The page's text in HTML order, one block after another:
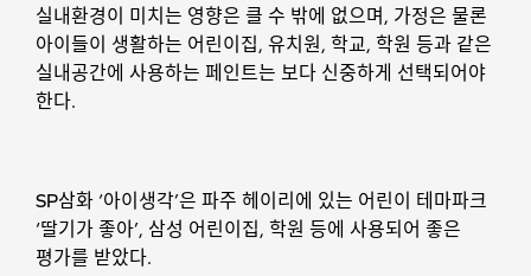
실내환경이 미치는 영향은 클 수 밖에 없으며, 가정은 물론
아이들이 생활하는 어린이집, 유치원, 학교, 학원 등과 같은
실내공간에 사용하는 페인트는 보다 신중하게 선택되어야
한다.
SP삼화 ‘아이생각’은 파주 헤이리에 있는 어린이 테마파크
‘딸기가 좋아’, 삼성 어린이집, 학원 등에 사용되어 좋은
평가를 받았다.